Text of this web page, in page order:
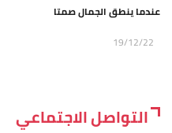
عندما ينطق الجمال صمتا
19/12/22
التواصل الاجتماعي